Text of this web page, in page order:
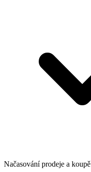
Načasování prodeje a koupě